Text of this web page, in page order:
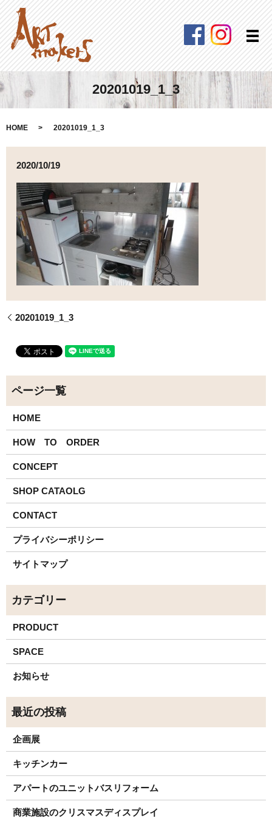
Facebook
メ
20201019_1_3
HOME 20201019_1_3
2020/10/19
20201019_1_3
HOME
HOW TO ORDER
CONCEPT
SHOP CATAOLG
CONTACT
プライバシーポリシー
サイトマップ
PRODUCT
SPACE
お知らせ
企画展
キッチンカー
アパートのユニットバスリフォーム
商業施設のクリスマスディスプレイ